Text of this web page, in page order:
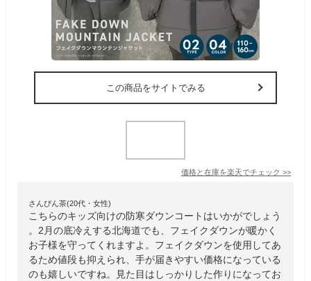
この商品をサイトでみる
価格と在庫を楽天でチェック >>
さんぴん茶(20代・女性)
こちらのキッズ向けの防寒ダウンコートはいかがでしょう
。2月の底冷えする北海道でも、フェイクダウンが暖かく
お子様を守ってくれますよ。フェイクダウンを使用してあ
るため値段も抑えられ、手が届きやすい価格になっている
のも嬉しいですね。見た目はしっかりした作りになってお